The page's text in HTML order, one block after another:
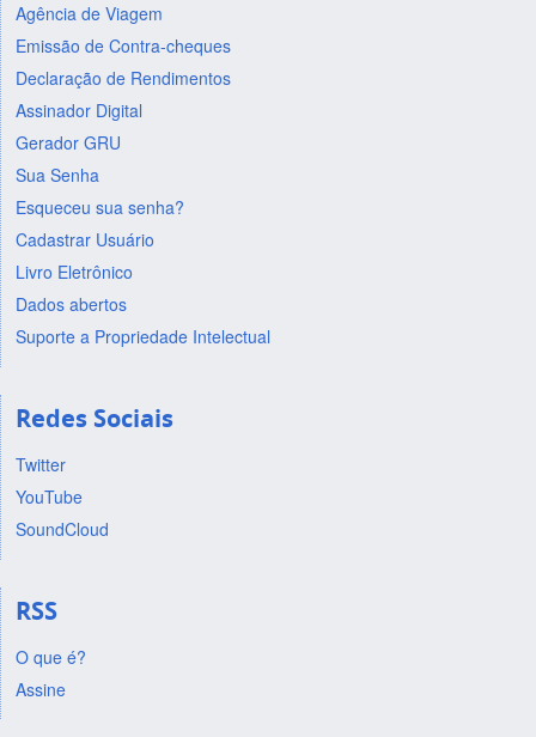
Agência de Viagem
Emissão de Contra-cheques
Declaração de Rendimentos
Assinador Digital
Gerador GRU
Sua Senha
Esqueceu sua senha?
Cadastrar Usuário
Livro Eletrônico
Dados abertos
Suporte a Propriedade Intelectual
Redes Sociais
Twitter
YouTube
SoundCloud
RSS
O que é?
Assine